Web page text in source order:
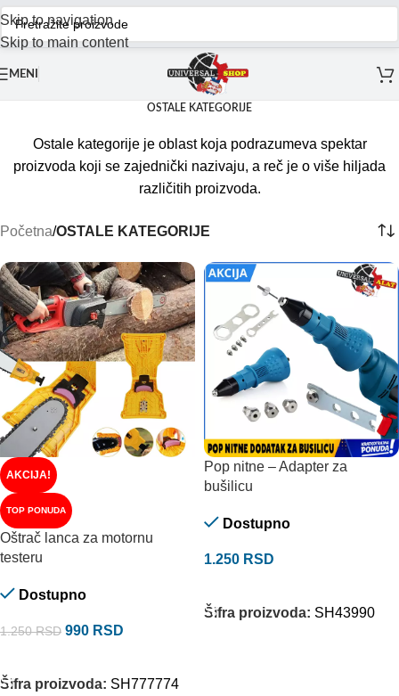
Skip to navigation
Skip to main content
MENI
OSTALE KATEGORIJE
Ostale kategorije je oblast koja podrazumeva spektar
proizvoda koji se zajednički nazivaju, a reč je o više hiljada
različitih proizvoda.
Početna/OSTALE KATEGORIJE
AKCIJA!
TOP PONUDA
Oštrač lanca za motornu
testeru
Dostupno
1.250RSD 990 RSD
Šifra proizvoda: SH777774
Pop nitne – Adapter za
bušilicu
Dostupno
1.250 RSD
Šifra proizvoda: SH43990